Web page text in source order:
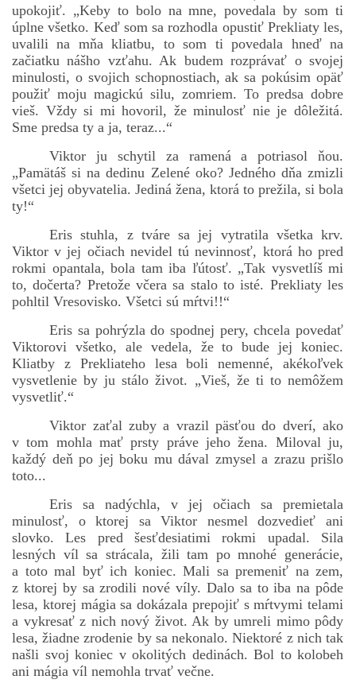
upokojiť. „Keby to bolo na mne, povedala by som ti
úplne všetko. Keď som sa rozhodla opustiť Prekliaty les,
uvalili na mňa kliatbu, to som ti povedala hneď na
začiatku nášho vzťahu. Ak budem rozprávať o svojej
minulosti, o svojich schopnostiach, ak sa pokúsim opäť
použiť moju magickú silu, zomriem. To predsa dobre
vieš. Vždy si mi hovoril, že minulosť nie je dôležitá.
Sme predsa ty a ja, teraz...“
Viktor ju schytil za ramená a potriasol ňou.
„Pamätáš si na dedinu Zelené oko? Jedného dňa zmizli
všetci jej obyvatelia. Jediná žena, ktorá to prežila, si bola
ty!“
Eris stuhla, z tváre sa jej vytratila všetka krv.
Viktor v jej očiach nevidel tú nevinnosť, ktorá ho pred
rokmi opantala, bola tam iba ľútosť. „Tak vysvetlíš mi
to, dočerta? Pretože včera sa stalo to isté. Prekliaty les
pohltil Vresovisko. Všetci sú mŕtvi!!“
Eris sa pohrýzla do spodnej pery, chcela povedať
Viktorovi všetko, ale vedela, že to bude jej koniec.
Kliatby z Prekliateho lesa boli nemenné, akékoľvek
vysvetlenie by ju stálo život. „Vieš, že ti to nemôžem
vysvetliť.“
Viktor zaťal zuby a vrazil päsťou do dverí, ako
v tom mohla mať prsty práve jeho žena. Miloval ju,
každý deň po jej boku mu dával zmysel a zrazu prišlo
toto...
Eris sa nadýchla, v jej očiach sa premietala
minulosť, o ktorej sa Viktor nesmel dozvedieť ani
slovko. Les pred šesťdesiatimi rokmi upadal. Sila
lesných víl sa strácala, žili tam po mnohé generácie,
a toto mal byť ich koniec. Mali sa premeniť na zem,
z ktorej by sa zrodili nové víly. Dalo sa to iba na pôde
lesa, ktorej mágia sa dokázala prepojiť s mŕtvymi telami
a vykresať z nich nový život. Ak by umreli mimo pôdy
lesa, žiadne zrodenie by sa nekonalo. Niektoré z nich tak
našli svoj koniec v okolitých dedinách. Bol to kolobeh
ani mágia víl nemohla trvať večne.